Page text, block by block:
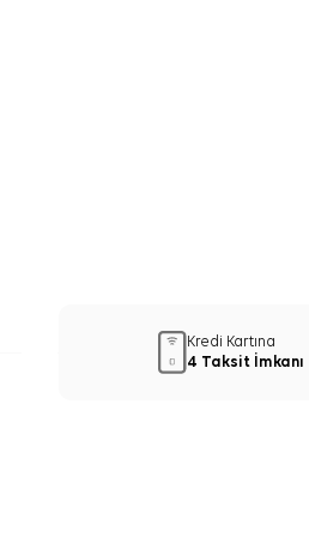
Kredi Kartına
4 Taksit İmkanı